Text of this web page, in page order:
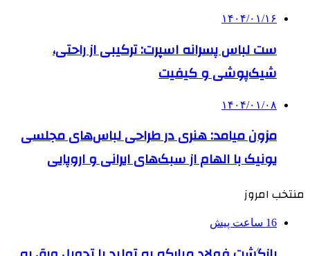
۱۴۰۴/۰۱/۱۶
ست لباس پسرانه اسپرت: ترکیبی از راحتی،
شیک‌پوشی و کیفیت
۱۴۰۴/۰۱/۰۸
مزون میامد: هنری در طراحی لباس‌های مجلسی
یونیک با الهام از سبک‌های ایرانی و اروپایی
منتخب امروز
16 ساعت پیش